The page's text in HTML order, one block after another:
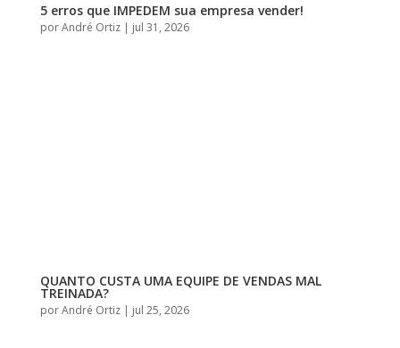
5 erros que IMPEDEM sua empresa vender!
porAndré Ortiz| jul 31, 2026
QUANTO CUSTA UMA EQUIPE DE VENDAS MAL
TREINADA?
porAndré Ortiz| jul 25, 2026